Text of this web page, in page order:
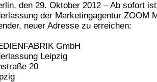
den 29. Oktober 2012 – Ab sofort
der Marketingagentur ZOOM
neuer Adresse zu erreichen:
GmbH
Leipzig
20